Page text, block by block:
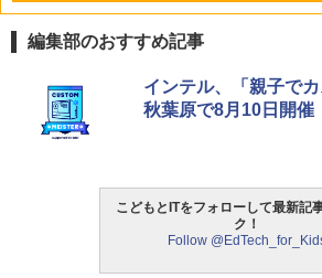
タッチペンで音が
1000 英語つき ([バ
中学英語をもう一
やすく。改訂版
ThinkFun ボードゲ
メイズ」 配線回路
日本語説明書付 8歳
編集部のおすすめ記事
インテル、「親子で
秋葉原で8月10日開催
こどもとITをフォローして最新記
ク！
Follow